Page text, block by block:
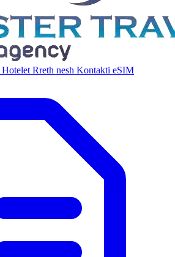
Hotelet Rreth nesh Kontakti eSIM